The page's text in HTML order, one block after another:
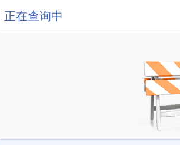
正在查询中